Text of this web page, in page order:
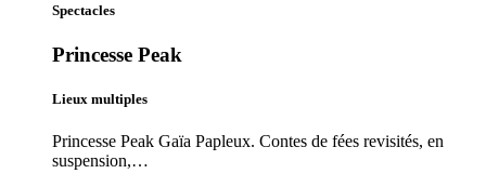
Spectacles
Princesse Peak
Lieux multiples
Princesse Peak Gaïa Papleux. Contes de fées revisités, en
suspension,…